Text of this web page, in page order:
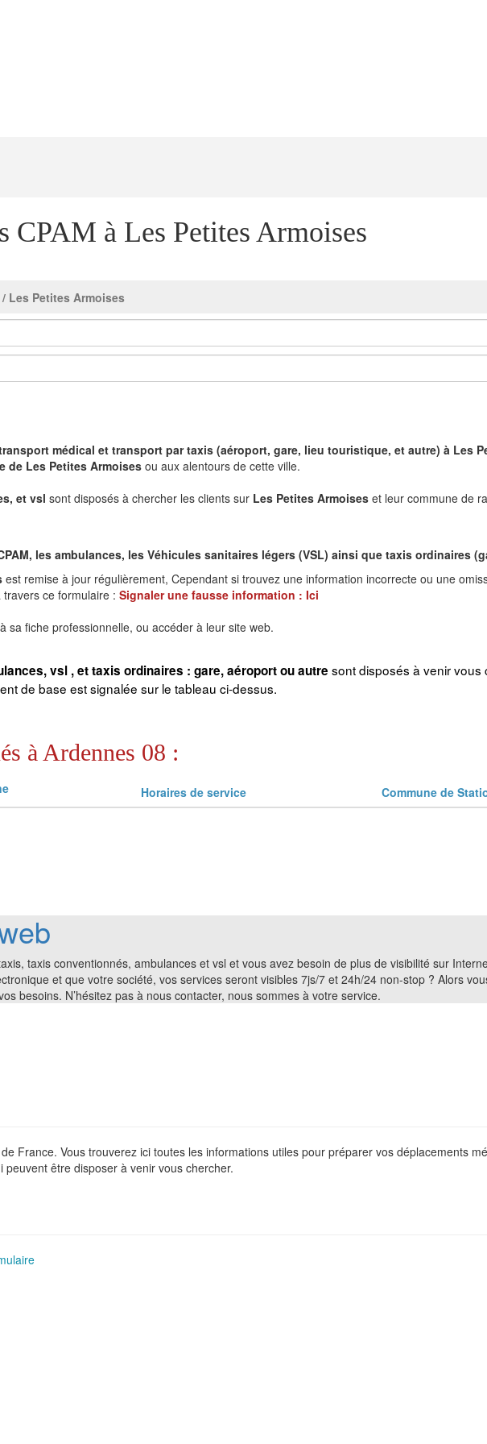
CPAM à Les Petites Armoises
/ Les Petites Armoises
médical et transport par taxis (aéroport, gare, lieu touristique, et autre) à Les
de Les Petites Armoises ou aux alentours de cette ville.
et vsl sont disposés à chercher les clients sur Les Petites Armoises et leur commune de
les ambulances, les Véhicules sanitaires légers (VSL) ainsi que taxis ordinaires
est remise à jour régulièrement, Cependant si trouvez une information incorrecte ou une
ce formulaire : Signaler une fausse information : Ici
sa fiche professionnelle, ou accéder à leur site web.
vsl , et taxis ordinaires : gare, aéroport ou autresont disposés à venir vous
de base est signalée sur le tableau ci-dessus.
à Ardennes 08 :
Horaires de service Commune de
taxis conventionnés, ambulances et vsl et vous avez besoin de plus de visibilité sur
et que votre société, vos services seront visibles 7js/7 et 24h/24 non-stop ? Alors
besoins. N’hésitez pas à nous contacter, nous sommes à votre service.
France. Vous trouverez ici toutes les informations utiles pour préparer vos déplacements
être disposer à venir vous chercher.